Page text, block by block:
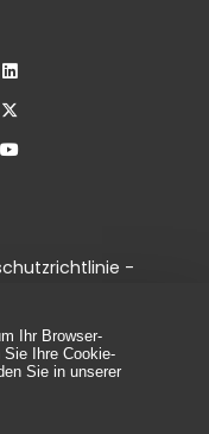
-
ArcelorMittal
Ihr Browser-
Ihre Cookie-
Sie in unserer